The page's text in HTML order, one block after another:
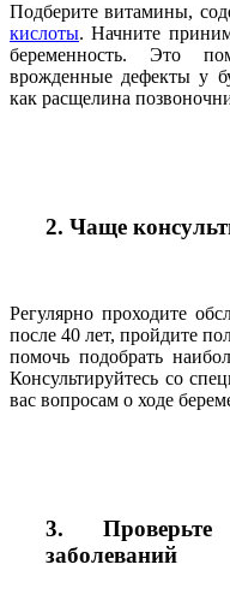
Подберите витамины,
кислоты. Начните
беременность. Это
врожденные дефекты у
как расщелина
2. Чаще
Регулярно проходите
после 40 лет, пройдите
помочь подобрать
Консультируйтесь со
вас вопросам о ходе
3. Проверьте
заболеваний